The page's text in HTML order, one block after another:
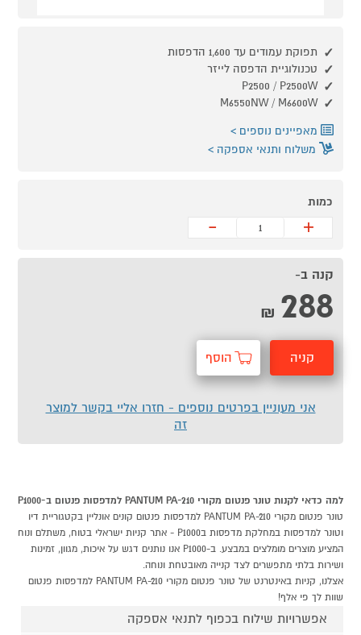
תפוקת עמודים עד 1,600 הדפסות
טכנולוגיית הדפסה לייזר
P2500 / P2500W
M6550NW / M6600W
מאפיינים נוספים
משלוח ותנאי אספקה
כמות
+
-
קנה ב-
288
₪
קניה הוסף
אני מעוניין בפרטים נוספים - חזרו אליי בקשר למוצר
זה
למה כדאי לקנות טונר פנטום מקורי PANTUM PA-210 למדפסות פנטום ב-P1000
טונר פנטום מקורי PANTUM PA-210 למדפסות פנטום קונים אונליין בקטגוריית דיו
וטונר למדפסות במחלקת מדפסות בP1000 - אתר קניות ישראלי בטוח, משתלם ונוח
המציע מוצרים מומלצים במבצע. ב-P1000 אנו נותנים דגש על איכות, מגוון, זמינות
ושירות בלתי מתפשרים לצד קנייה מאובטחת ונוחה.
אצלנו, קניות באינטרנט של טונר פנטום מקורי PANTUM PA-210 למדפסות פנטום
שוות לך פי אלף!
אפשרויות שילוח בכפוף לתנאי אספקה